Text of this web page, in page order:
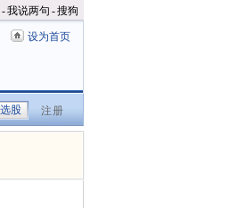
-我说两句 -搜狗
设为首页
注册